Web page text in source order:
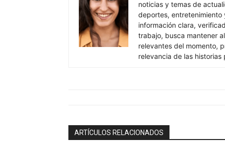
noticias y temas de
deportes, entretenimiento
información clara,
trabajo, busca mantener
relevantes del momento,
relevancia de las historias
ARTÍCULOS RELACIONADOS